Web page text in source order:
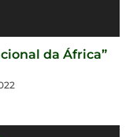
da África”